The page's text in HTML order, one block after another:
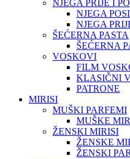
NJEGA PRIJE I
NJEGA
NJEGA
ŠEĆERNA PASTA
ŠEĆERNA
VOSKOVI
FILM
KLASIČNI
PATRONE
MIRISI
MUŠKI PARFEMI
MUŠKE
ŽENSKI MIRISI
ŽENSKE
ŽENSKI